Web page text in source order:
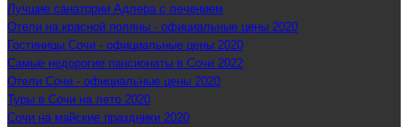
Лучшие санатории Адлера с лечением
Отели на красной поляны - официальные цены 2020
Гостиницы Сочи - официальные цены 2020
Самые недорогие пансионаты в Сочи 2022
Отели Сочи - официальные цены 2020
Туры в Сочи на лето 2020
Сочи на майские праздники 2020